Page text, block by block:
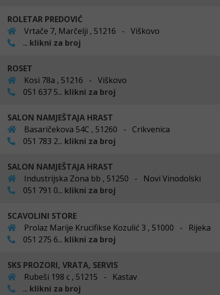
ROLETAR PREDOVIĆ
Vrtače 7, Marčelji , 51216 - Viškovo
... klikni za broj
ROSET
Kosi 78a , 51216 - Viškovo
051 637 5... klikni za broj
SALON NAMJEŠTAJA HRAST
Basaričekova 54C , 51260 - Crikvenica
051 783 2... klikni za broj
SALON NAMJEŠTAJA HRAST
Industrijska Zona bb , 51250 - Novi Vinodolski
051 791 0... klikni za broj
SCAVOLINI STORE
Prolaz Marije Krucifikse Kozulić 3 , 51000 - Rijeka
051 275 6... klikni za broj
SKS PROZORI, VRATA, SERVIS
Rubeši 198 c , 51215 - Kastav
... klikni za broj